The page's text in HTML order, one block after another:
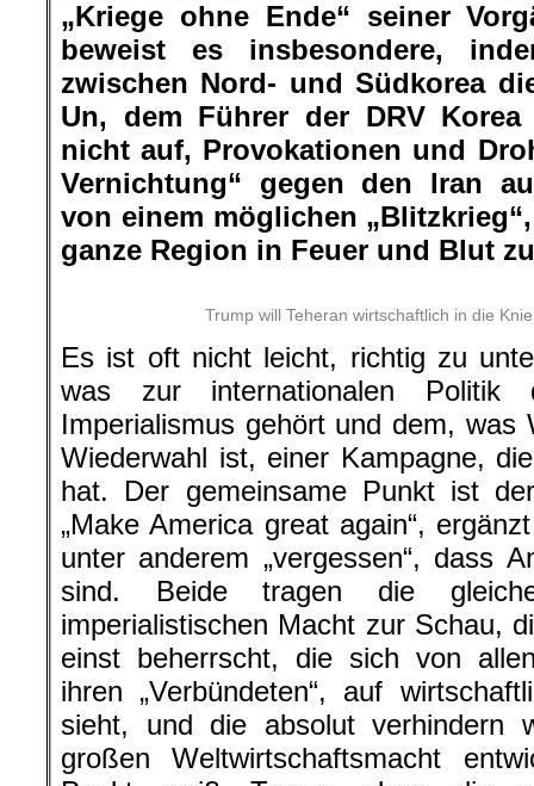
„Kriege ohne Ende“ seiner
beweist es insbesondere,
zwischen Nord- und Südkorea
Un, dem Führer der DRV
nicht auf, Provokationen und
Vernichtung“ gegen den Iran
von einem möglichen
ganze Region in Feuer und Blut
Trump will Teheran wirtschaftlich in die
Es ist oft nicht leicht, richtig zu
was zur internationalen
Imperialismus gehört und dem, was
Wiederwahl ist, einer Kampagne,
hat. Der gemeinsame Punkt ist
„Make America great again“,
unter anderem „vergessen“, dass
sind. Beide tragen die
imperialistischen Macht zur Schau,
einst beherrscht, die sich von
ihren „Verbündeten“, auf
sieht, und die absolut verhindern
großen Weltwirtschaftsmacht